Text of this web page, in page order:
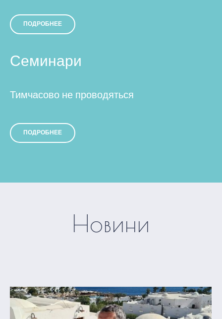
ПОДРОБНЕЕ
Семинари
Тимчасово не проводяться
ПОДРОБНЕЕ
Новини